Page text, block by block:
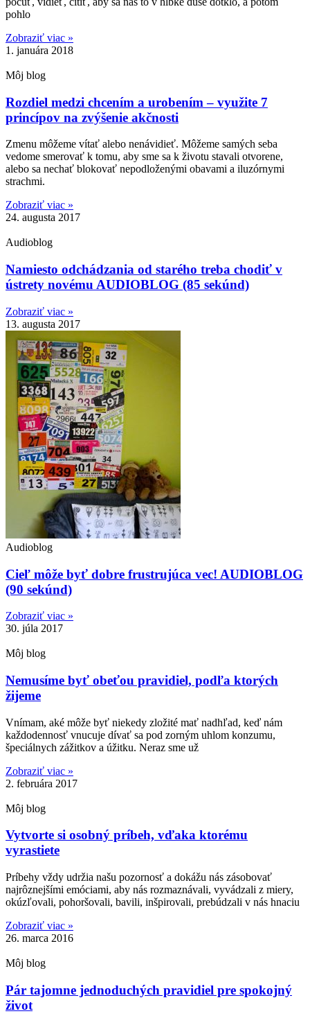
pohlo
Zobraziť viac »
1. januára 2018
Môj blog
Rozdiel medzi chcením a urobením – využite 7
princípov na zvýšenie akčnosti
Zmenu môžeme vítať alebo nenávidieť. Môžeme samých seba
vedome smerovať k tomu, aby sme sa k životu stavali otvorene,
alebo sa nechať blokovať nepodloženými obavami a iluzórnymi
strachmi.
Zobraziť viac »
24. augusta 2017
Audioblog
Namiesto odchádzania od starého treba chodiť v
ústrety novému AUDIOBLOG (85 sekúnd)
Zobraziť viac »
13. augusta 2017
Audioblog
Cieľ môže byť dobre frustrujúca vec! AUDIOBLOG
(90 sekúnd)
Zobraziť viac »
30. júla 2017
Môj blog
Nemusíme byť obeťou pravidiel, podľa ktorých
žijeme
Vnímam, aké môže byť niekedy zložité mať nadhľad, keď nám
každodennosť vnucuje dívať sa pod zorným uhlom konzumu,
špeciálnych zážitkov a úžitku. Neraz sme už
Zobraziť viac »
2. februára 2017
Môj blog
Vytvorte si osobný príbeh, vďaka ktorému
vyrastiete
Príbehy vždy udržia našu pozornosť a dokážu nás zásobovať
najrôznejšími emóciami, aby nás rozmaznávali, vyvádzali z miery,
okúzľovali, pohoršovali, bavili, inšpirovali, prebúdzali v nás hnaciu
Zobraziť viac »
26. marca 2016
Môj blog
Pár tajomne jednoduchých pravidiel pre spokojný
život